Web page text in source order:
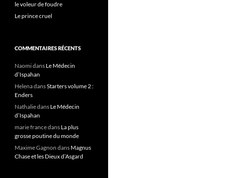
:
le voleur de foudre
Le prince cruel
COMMENTAIRES RÉCENTS
Naomidans Le Médecin
d’Ispahan
HelenadansStarters volume 2 :
Enders
Nathaliedans Le Médecin
d’Ispahan
marie francedans La plus
grosse poutine du monde
Maxime Gagnon dans Magnus
Chase et les Dieux d’Asgard